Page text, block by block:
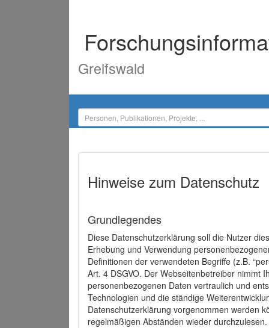
Greifswald
Hinweise zum Datenschutz
Grundlegendes
Diese Datenschutzerklärung soll die Nutzer
Erhebung und Verwendung
Definitionen der verwendeten Begriffe (z.B.
Art. 4 DSGVO. Der Webseitenbetreiber nimmt
personenbezogenen Daten vertraulich und
Technologien und die ständige
Datenschutzerklärung vorgenommen werden
regelmäßigen Abständen wieder durchzulesen.